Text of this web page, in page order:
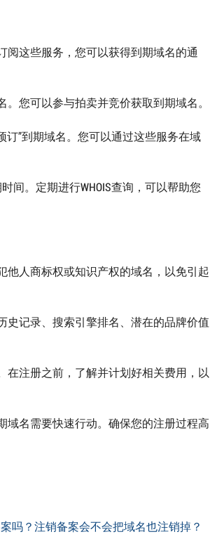
这些服务，您可以获得到期域名的通
您可以参与拍卖并竞价获取到期域名。
订”到期域名。您可以通过这些服务在域
间。定期进行WHOIS查询，可以帮助您
人商标权或知识产权的域名，以免引起
记录、搜索引擎排名、潜在的品牌价值
注册之前，了解并计划好相关费用，以
名需要快速行动。确保您的注册过程高
吗？注销备案会不会把域名也注销掉？